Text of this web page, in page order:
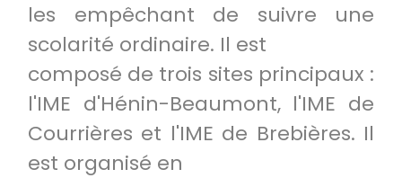
les empêchant de suivre une
scolarité ordinaire. Il est
composé de trois sites principaux :
l'IME d'Hénin-Beaumont, l'IME de
Courrières et l'IME de Brebières. Il
est organisé en